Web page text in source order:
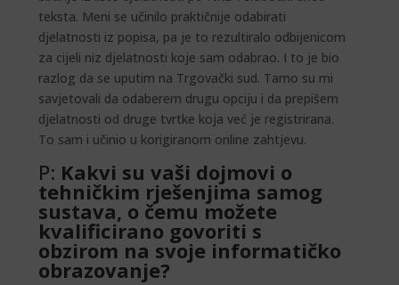
teksta. Meni se učinilo praktičnije odabirati
djelatnosti iz popisa, pa je to rezultiralo odbijenicom
za cijeli niz djelatnosti koje sam odabrao. I to je bio
razlog da se uputim na Trgovački sud. Tamo su mi
savjetovali da odaberem drugu opciju i da prepišem
djelatnosti od druge tvrtke koja već je registrirana.
To sam i učinio u korigiranom online zahtjevu.
P: Kakvi su vaši dojmovi o
tehničkim rješenjima samog
sustava, o čemu možete
kvalificirano govoriti s
obzirom na svoje informatičko
obrazovanje?